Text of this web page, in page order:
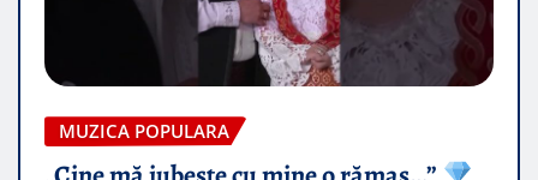
MUZICA POPULARA